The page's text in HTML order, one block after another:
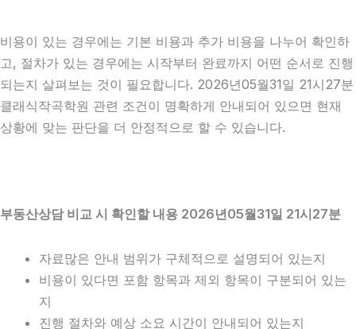
비용이 있는 경우에는 기본 비용과 추가 비용을 나누어 확인하
고, 절차가 있는 경우에는 시작부터 완료까지 어떤 순서로 진행
되는지 살펴보는 것이 필요합니다. 2026년05월31일 21시27분
클래식작곡학원 관련 조건이 명확하게 안내되어 있으면 현재
상황에 맞는 판단을 더 안정적으로 할 수 있습니다.
부동산상담 비교 시 확인할 내용 2026년05월31일 21시27분
자료많은 안내 범위가 구체적으로 설명되어 있는지
비용이 있다면 포함 항목과 제외 항목이 구분되어 있는
지
진행 절차와 예상 소요 시간이 안내되어 있는지